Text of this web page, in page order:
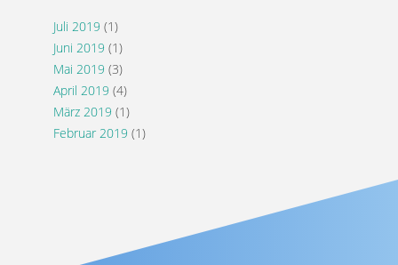
Juli 2019 (1)
Juni 2019 (1)
Mai 2019 (3)
April 2019 (4)
März 2019 (1)
Februar 2019 (1)